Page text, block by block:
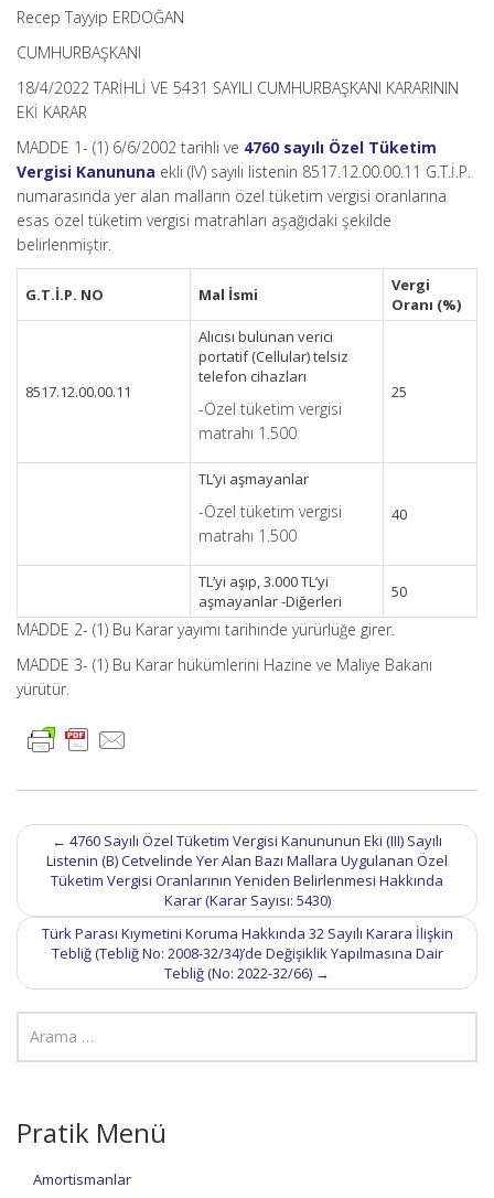
Recep Tayyip ERDOĞAN
CUMHURBAŞKANI
18/4/2022 TARİHLİ VE 5431 SAYILI CUMHURBAŞKANI KARARININ
EKİ KARAR
MADDE 1- (1) 6/6/2002 tarihli ve 4760 sayılı Özel Tüketim
Vergisi Kanununa ekli (IV) sayılı listenin 8517.12.00.00.11 G.T.İ.P.
numarasında yer alan malların özel tüketim vergisi oranlarına
esas özel tüketim vergisi matrahları aşağıdaki şekilde
belirlenmiştir.
G.T.İ.P. NO Mal İsmi
Vergi
Oranı (%)
8517.12.00.00.11
Alıcısı bulunan verici
portatif (Cellular) telsiz
telefon cihazları
-Özel tüketim vergisi
matrahı 1.500
25
TL’yi aşmayanlar
-Özel tüketim vergisi
matrahı 1.500
40
TL’yi aşıp, 3.000 TL’yi
aşmayanlar -Diğerleri
50
MADDE 2- (1) Bu Karar yayımı tarihinde yürürlüğe girer.
MADDE 3- (1) Bu Karar hükümlerini Hazine ve Maliye Bakanı
yürütür.
Post
navigation
← 4760 Sayılı Özel Tüketim Vergisi Kanununun Eki (III) Sayılı
Listenin (B) Cetvelinde Yer Alan Bazı Mallara Uygulanan Özel
Tüketim Vergisi Oranlarının Yeniden Belirlenmesi Hakkında
Karar (Karar Sayısı: 5430)
Türk Parası Kıymetini Koruma Hakkında 32 Sayılı Karara İlişkin
Tebliğ (Tebliğ No: 2008-32/34)’de Değişiklik Yapılmasına Dair
Tebliğ (No: 2022-32/66) →
Pratik Menü
Amortismanlar